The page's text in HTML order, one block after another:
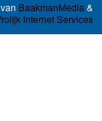
BaakmanMedia&
Internet Services